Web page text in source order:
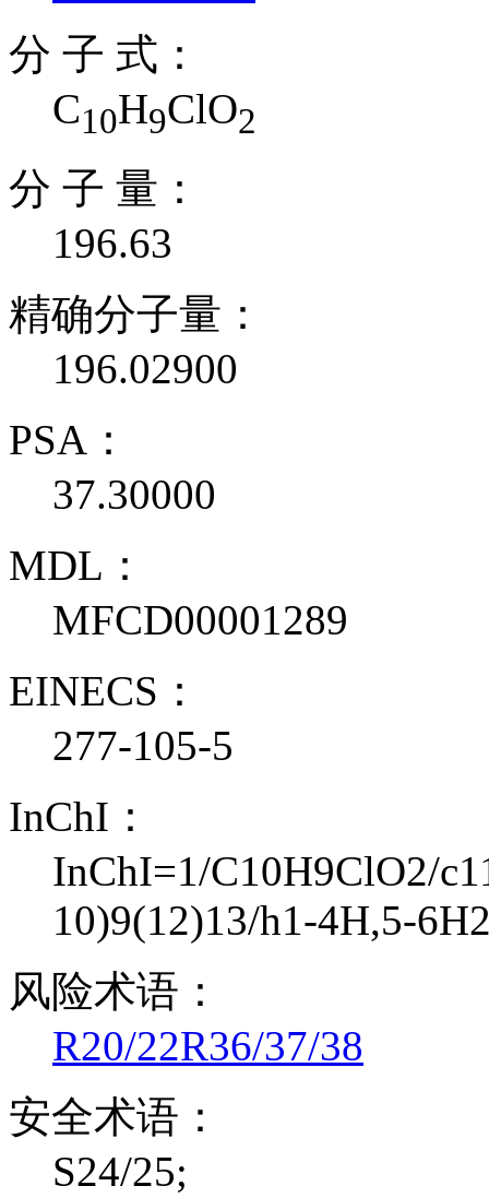
分 子 式：
C10H9ClO2
分 子 量：
196.63
精确分子量：
196.02900
PSA：
37.30000
MDL：
MFCD00001289
EINECS：
277-105-5
InChI：
InChI=1/C10H9ClO2/
10)9(12)13/h1-4H,5-
风险术语：
R20/22R36/37/38
安全术语：
S24/25;